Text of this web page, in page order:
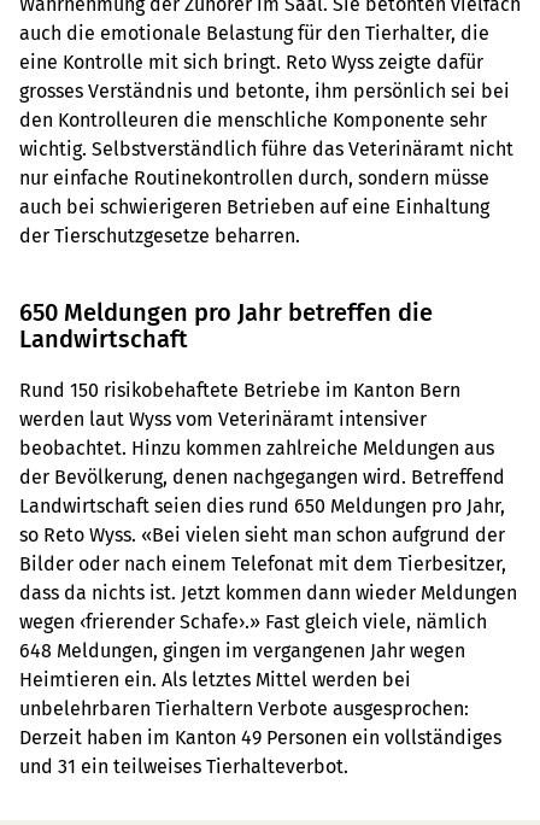
auch die emotionale Belastung für den Tierhalter, die
eine Kontrolle mit sich bringt. Reto Wyss zeigte dafür
grosses Verständnis und betonte, ihm persönlich sei bei
den Kontrolleuren die menschliche Komponente sehr
wichtig. Selbstverständlich führe das Veterinäramt nicht
nur einfache Routinekontrollen durch, sondern müsse
auch bei schwierigeren Betrieben auf eine Einhaltung
der Tierschutzgesetze beharren.
650 Meldungen pro Jahr betreffen die
Landwirtschaft
Rund 150 risikobehaftete Betriebe im Kanton Bern
werden laut Wyss vom Veterinäramt intensiver
beobachtet. Hinzu kommen zahlreiche Meldungen aus
der Bevölkerung, denen nachgegangen wird. Betreffend
Landwirtschaft seien dies rund 650 Meldungen pro Jahr,
so Reto Wyss. «Bei vielen sieht man schon aufgrund der
Bilder oder nach einem Telefonat mit dem Tierbesitzer,
dass da nichts ist. Jetzt kommen dann wieder Meldungen
wegen ‹frierender Schafe›.» Fast gleich viele, nämlich
648 Meldungen, gingen im vergangenen Jahr wegen
Heimtieren ein. Als letztes Mittel werden bei
unbelehrbaren Tierhaltern Verbote ausgesprochen:
Derzeit haben im Kanton 49 Personen ein vollständiges
und 31 ein teilweises Tierhalteverbot.